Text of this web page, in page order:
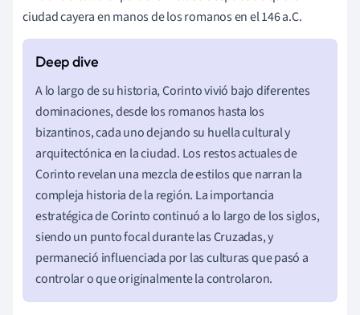
ciudad cayera en manos de los romanos en el 146 a.C.
A lo largo de su historia, Corinto vivió bajo diferentes
dominaciones, desde los romanos hasta los
bizantinos, cada uno dejando su huella cultural y
arquitectónica en la ciudad. Los restos actuales de
Corinto revelan una mezcla de estilos que narran la
compleja historia de la región. La importancia
estratégica de Corinto continuó a lo largo de los siglos,
siendo un punto focal durante las Cruzadas, y
permaneció influenciada por las culturas que pasó a
controlar o que originalmente la controlaron.